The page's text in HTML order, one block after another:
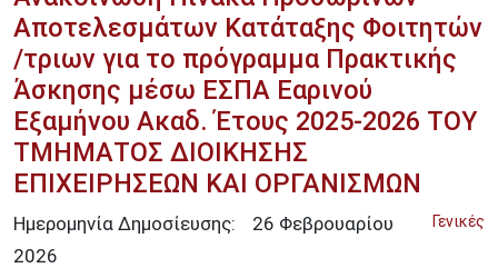
Αποτελεσμάτων Κατάταξης Φοιτητών
/τριων για το πρόγραμμα Πρακτικής
Άσκησης μέσω ΕΣΠΑ Εαρινού
Εξαμήνου Ακαδ. Έτους 2025-2026 ΤΟΥ
ΤΜΗΜΑΤΟΣ ΔΙΟΙΚΗΣΗΣ
ΕΠΙΧΕΙΡΗΣΕΩΝ ΚΑΙ ΟΡΓΑΝΙΣΜΩΝ
Γενικές
Ημερομηνία Δημοσίευσης: 26 Φεβρουαρίου
2026